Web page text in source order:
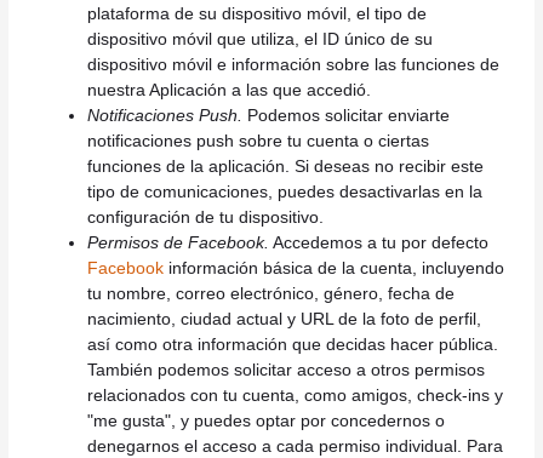
plataforma de su dispositivo móvil, el tipo de
dispositivo móvil que utiliza, el ID único de su
dispositivo móvil e información sobre las funciones de
nuestra Aplicación a las que accedió.
Notificaciones Push. Podemos solicitar enviarte
notificaciones push sobre tu cuenta o ciertas
funciones de la aplicación. Si deseas no recibir este
tipo de comunicaciones, puedes desactivarlas en la
configuración de tu dispositivo.
Permisos de Facebook. Accedemos a tu por defecto
Facebook información básica de la cuenta, incluyendo
tu nombre, correo electrónico, género, fecha de
nacimiento, ciudad actual y URL de la foto de perfil,
así como otra información que decidas hacer pública.
También podemos solicitar acceso a otros permisos
relacionados con tu cuenta, como amigos, check-ins y
"me gusta", y puedes optar por concedernos o
denegarnos el acceso a cada permiso individual. Para